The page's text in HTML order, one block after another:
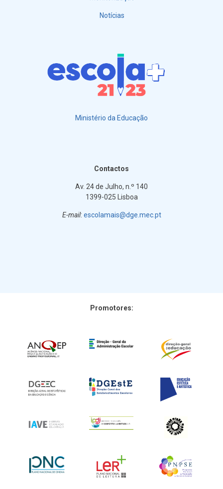
Notícias
Ministério da Educação
Contactos
Av. 24 de Julho, n.º 140
1399-025 Lisboa
E-mail: escolamais@dge.mec.pt
Promotores: